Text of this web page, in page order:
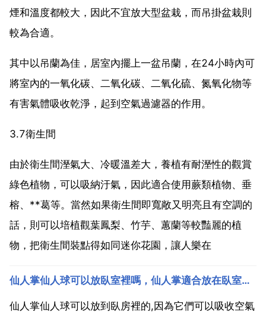
煙和溫度都較大，因此不宜放大型盆栽，而吊掛盆栽則
較為合適。
其中以吊蘭為佳，居室內擺上一盆吊蘭，在24小時內可
將室內的一氧化碳、二氧化碳、二氧化硫、氮氧化物等
有害氣體吸收乾淨，起到空氣過濾器的作用。
3.7衛生間
由於衛生間溼氣大、冷暖溫差大，養植有耐溼性的觀賞
綠色植物，可以吸納汙氣，因此適合使用蕨類植物、垂
榕、**葛等。當然如果衛生間即寬敞又明亮且有空調的
話，則可以培植觀葉鳳梨、竹芋、蕙蘭等較豔麗的植
物，把衛生間裝點得如同迷你花園，讓人樂在
仙人掌仙人球可以放臥室裡嗎，仙人掌適合放在臥室裡嗎 晚上也可以嗎？
仙人掌仙人球可以放到臥房裡的,因為它們可以吸收空氣